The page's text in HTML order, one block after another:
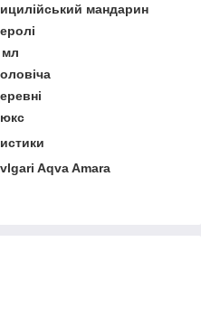
мандарин
мл
Aqva Amara